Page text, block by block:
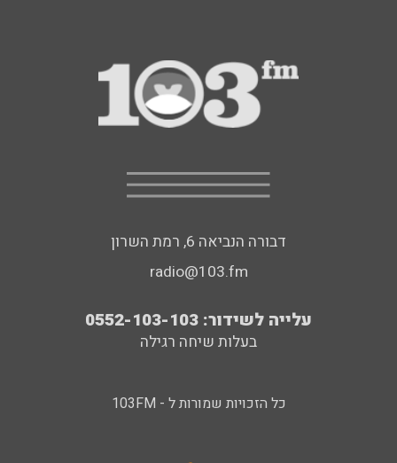
דבורה הנביאה 6, רמת השרון
radio@103.fm
עלייה לשידור: 0552-103-103
בעלות שיחה רגילה
כל הזכויות שמורות ל - 103FM